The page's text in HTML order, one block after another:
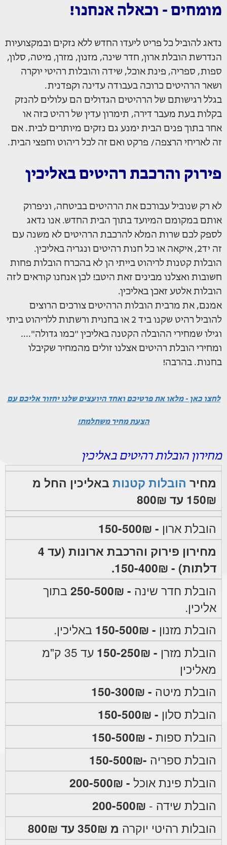
מומחים - וכאלה אנחנו!
נדאג להוביל כל פריט ליעדו החדש ללא נזקים ובמקצועיות
הנדרשת הובלת ארון, חדר שינה, מזנון, מזרן, מיטה, סלון,
ספות, ספריה, פינת אוכל, שידה והובלות רהיטי יוקרה
ושאר הרהיטים כרוכה בעבודה עדינה וקפדנית.
בגלל רגישותם של הרהיטים הגדולים הם עלולים להנזק
בקלות בעת מעבר דירה, תימרון עדין של רהיט כזה או
אחר בתוך פנים הבית ימנע גם נזקים מיותרים לבית. אם
זה לאריחי הרצפה/ פרקט ואם זה לכל ריהוט וחפצי הבית.
פירוק והרכבת רהיטים באליכין
לא רק שנוביל עבורכם את הרהיטים בביטחה, וניפרוק
אותם במקומם המיועד בתוך הבית החדש. אנו נדאג
לספק לכם שרות המלא להרכבת הרהיטים לא משנה עם
זה יד2, איקאה או כל חנות רהיטים ונגריה באליכין.
הובלות קטנות לריהוט בייתי הן לא בהכרח הובלות פחות
חשובות ואצלנו מבינים זאת היטב! לכן אנחנו קוראים לזה
הובלות אלטע זאכן באליכין.
אמנם, את מרבית הובלות הרהיטים צורכים הרוצים
להוביל רהיט שקנו ביד 2 או בחנוית ורשתות ללריהוט ביתי
וגילו שמחירי ההובלה הקטנה באליכין "כמו גדולה"....
ומחירי הובלת רהיטים אצלנו זולים מהמחיר שקיבלו
בחנות. בהרבה!
לחצו כאן - מלאו את פרטיכם ואחד היועצים שלנו יחזור אליכם עם
הצעת מחיר משתלמת!
מחירון הובלות רהיטים באליכין
מחיר הובלות קטנות באליכין החל מ
150₪ עד 800₪
הובלת ארון - 150-500₪
מחירון פירוק והרכבת ארונות (עד 4
דלתות) - 150-400₪.
הובלת חדר שינה - 250-500₪
בתוך
אליכין.
הובלת מזנון - 150-500₪
באליכין.
הובלת מזרן - 150-250₪
עד 35 ק"מ
מאליכין
הובלת מיטה - 150-300₪
הובלת סלון - 150-500₪
הובלת ספות - 150-500₪
הובלת ספריה -150-500₪
הובלת פינת אוכל - 200-500₪
הובלת שידה - 200-500₪
הובלות רהיטי יוקרה מ 350₪ עד 800₪